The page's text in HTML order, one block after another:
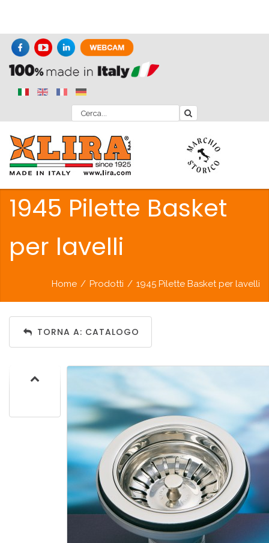
1945 Pilette Basket
per lavelli
Home / Prodotti / 1945 Pilette Basket per lavelli
TORNA A: CATALOGO